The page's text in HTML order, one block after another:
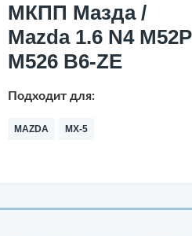
МКПП Мазда /
Mazda 1.6 N4 M52P
M526 B6-ZE
Подходит для:
MAZDA MX-5